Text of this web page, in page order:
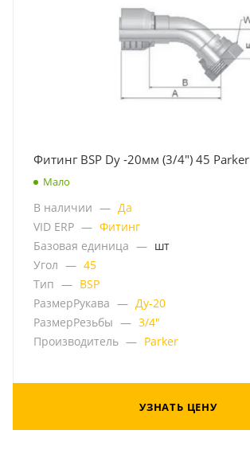
Фитинг BSP Dy -20мм (3/4") 45 Parker
Мало
В наличии — Да
VID ERP — Фитинг
Базовая единица — шт
Угол — 45
Тип — BSP
РазмерРукава — Ду-20
РазмерРезьбы — 3/4"
Производитель — Parker
УЗНАТЬ ЦЕНУ